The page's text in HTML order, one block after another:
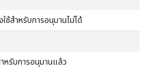
ช้สำหรับการอนุมานไม่ได้
หรับการอนุมานแล้ว